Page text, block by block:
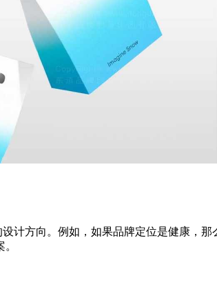
计方向。例如，如果品牌定位是健康，